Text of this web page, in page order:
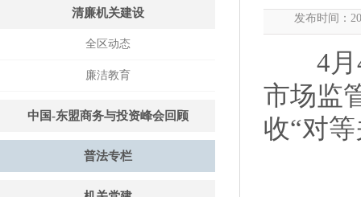
清廉机关建设
全区动态
廉洁教育
中国-东盟商务与投资峰会回顾
普法专栏
发布时间：
4月4
市场监
收“对